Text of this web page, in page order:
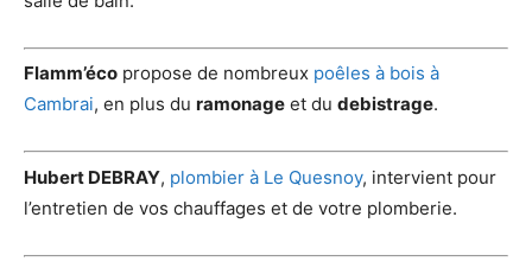
Flamm’éco propose de nombreux poêles à bois à
Cambrai, en plus du ramonage et du debistrage.
Hubert DEBRAY, plombier à Le Quesnoy, intervient pour
l’entretien de vos chauffages et de votre plomberie.